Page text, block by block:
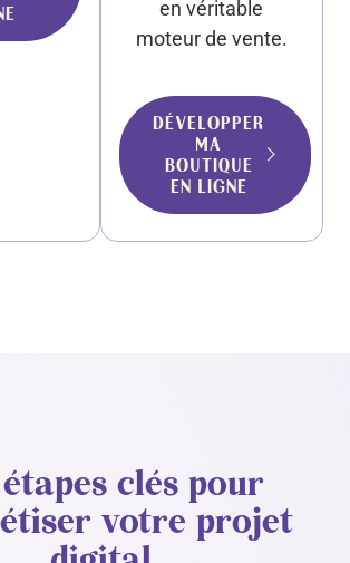
en véritable
moteur de vente.
DÉVELOPPER
MA
BOUTIQUE
EN LIGNE
clés pour
votre projet